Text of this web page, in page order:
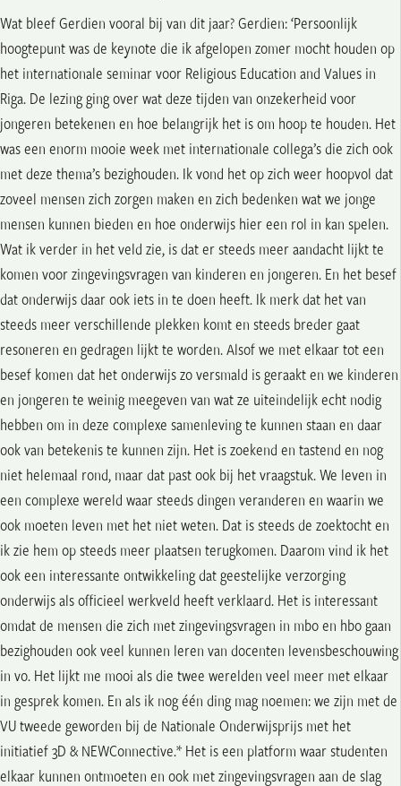
Wat bleef Gerdien vooral bij van dit jaar? Gerdien: ‘Persoonlijk
hoogtepunt was de keynote die ik afgelopen zomer mocht houden op
het internationale seminar voor Religious Education and Values in
Riga. De lezing ging over wat deze tijden van onzekerheid voor
jongeren betekenen en hoe belangrijk het is om hoop te houden. Het
was een enorm mooie week met internationale collega’s die zich ook
met deze thema’s bezighouden. Ik vond het op zich weer hoopvol dat
zoveel mensen zich zorgen maken en zich bedenken wat we jonge
mensen kunnen bieden en hoe onderwijs hier een rol in kan spelen.
Wat ik verder in het veld zie, is dat er steeds meer aandacht lijkt te
komen voor zingevingsvragen van kinderen en jongeren. En het besef
dat onderwijs daar ook iets in te doen heeft. Ik merk dat het van
steeds meer verschillende plekken komt en steeds breder gaat
resoneren en gedragen lijkt te worden. Alsof we met elkaar tot een
besef komen dat het onderwijs zo versmald is geraakt en we kinderen
en jongeren te weinig meegeven van wat ze uiteindelijk echt nodig
hebben om in deze complexe samenleving te kunnen staan en daar
ook van betekenis te kunnen zijn. Het is zoekend en tastend en nog
niet helemaal rond, maar dat past ook bij het vraagstuk. We leven in
een complexe wereld waar steeds dingen veranderen en waarin we
ook moeten leven met het niet weten. Dat is steeds de zoektocht en
ik zie hem op steeds meer plaatsen terugkomen. Daarom vind ik het
ook een interessante ontwikkeling dat geestelijke verzorging
onderwijs als officieel werkveld heeft verklaard. Het is interessant
omdat de mensen die zich met zingevingsvragen in mbo en hbo gaan
bezighouden ook veel kunnen leren van docenten levensbeschouwing
in vo. Het lijkt me mooi als die twee werelden veel meer met elkaar
in gesprek komen. En als ik nog één ding mag noemen: we zijn met de
VU tweede geworden bij de Nationale Onderwijsprijs met het
initiatief 3D & NEWConnective.* Het is een platform waar studenten
elkaar kunnen ontmoeten en ook met zingevingsvragen aan de slag